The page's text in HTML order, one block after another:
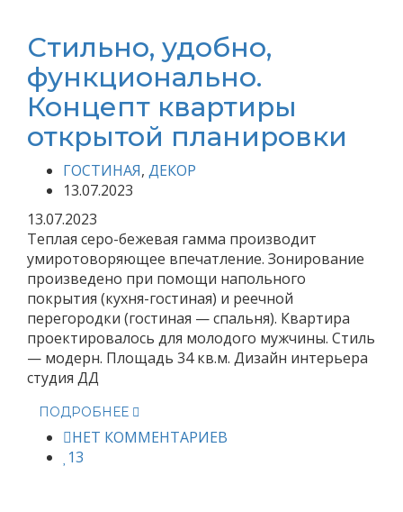
Стильно, удобно,
функционально.
Концепт квартиры
открытой планировки
ГОСТИНАЯ, ДЕКОР
13.07.2023
13.07.2023
Теплая серо-бежевая гамма производит
умиротоворяющее впечатление. Зонирование
произведено при помощи напольного
покрытия (кухня-гостиная) и реечной
перегородки (гостиная — спальня). Квартира
проектировалось для молодого мужчины. Стиль
— модерн. Площадь 34 кв.м. Дизайн интерьера
студия ДД
ПОДРОБНЕЕ
НЕТ КОММЕНТАРИЕВ
13